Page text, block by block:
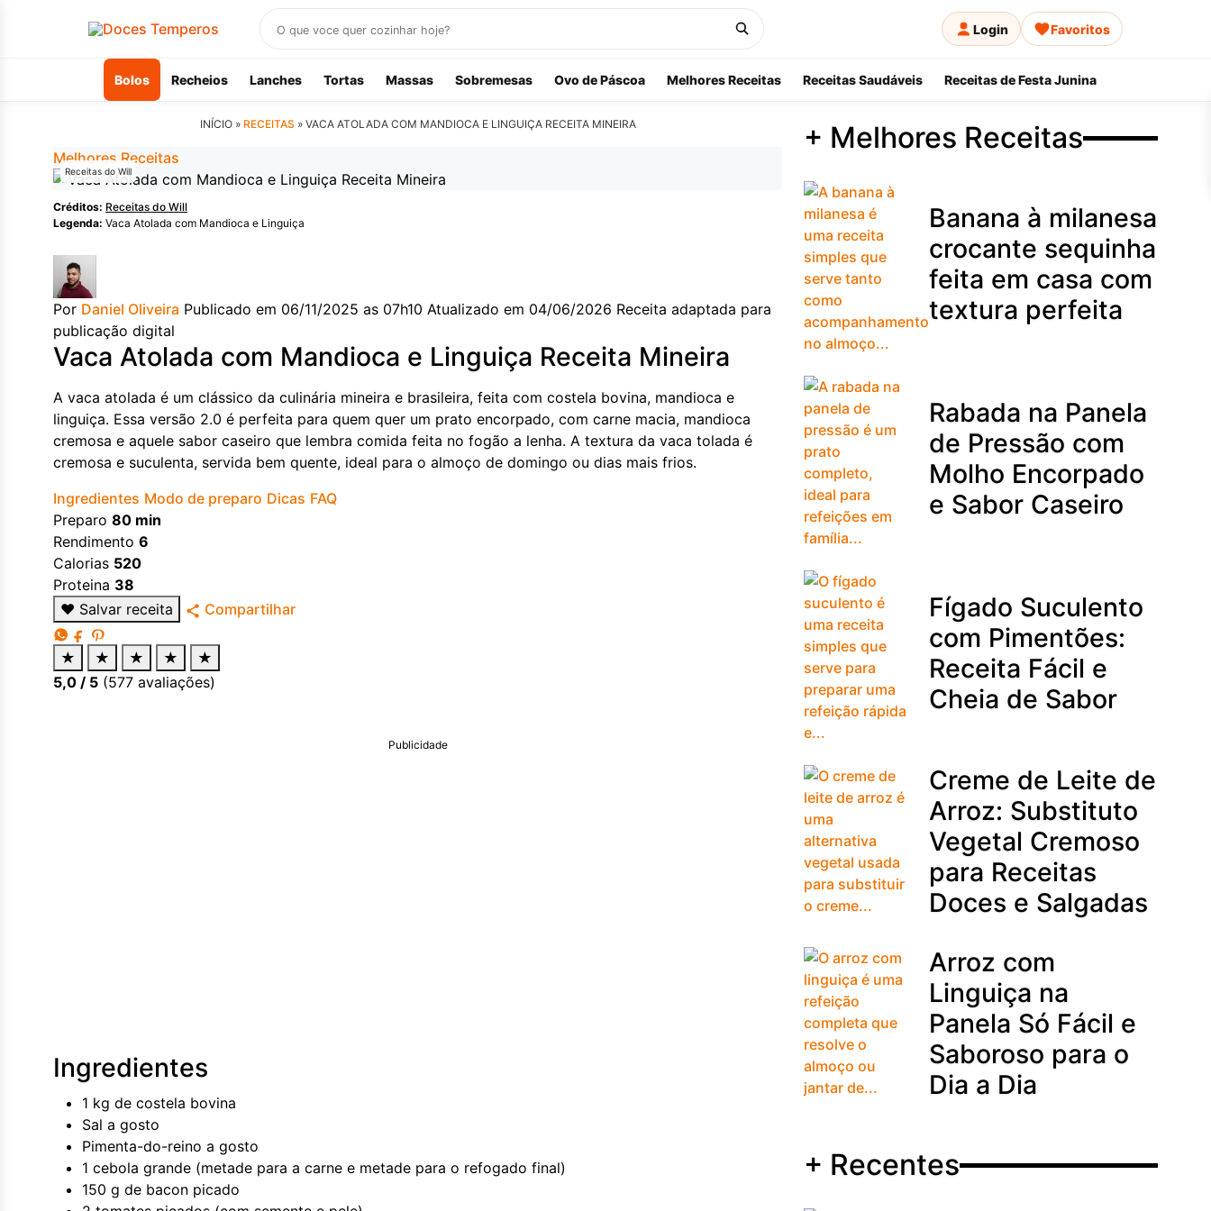
receitas
Login Favoritos
Bolos Recheios Lanches Tortas Massas Sobremesas Ovo de Páscoa Melhores Receitas Receitas Saudáveis Receitas de Festa Junina
INÍCIO » RECEITAS » VACA ATOLADA COM MANDIOCA E LINGUIÇA RECEITA MINEIRA
Melhores Receitas
Receitas do Will
Créditos: Receitas do Will
Legenda: Vaca Atolada com Mandioca e Linguiça
Por Daniel Oliveira Publicado em 06/11/2025 as 07h10 Atualizado em 04/06/2026 Receita adaptada para
publicação digital
Vaca Atolada com Mandioca e Linguiça Receita Mineira
A vaca atolada é um clássico da culinária mineira e brasileira, feita com costela bovina, mandioca e
linguiça. Essa versão 2.0 é perfeita para quem quer um prato encorpado, com carne macia, mandioca
cremosa e aquele sabor caseiro que lembra comida feita no fogão a lenha. A textura da vaca tolada é
cremosa e suculenta, servida bem quente, ideal para o almoço de domingo ou dias mais frios.
Ingredientes Modo de preparo Dicas FAQ
Preparo 80 min
Rendimento 6
Calorias 520
Proteina 38
♥ Salvar receita Compartilhar
★ ★ ★ ★
★
5,0 / 5 (577 avaliações)
Publicidade
Ingredientes
1 kg de costela bovina
Sal a gosto
Pimenta-do-reino a gosto
1 cebola grande (metade para a carne e metade para o refogado final)
150 g de bacon picado
+ Melhores Receitas
Banana à milanesa
crocante sequinha
feita em casa com
textura perfeita
Rabada na Panela
de Pressão com
Molho Encorpado
e Sabor Caseiro
Fígado Suculento
com Pimentões:
Receita Fácil e
Cheia de Sabor
Creme de Leite de
Arroz: Substituto
Vegetal Cremoso
para Receitas
Doces e Salgadas
Arroz com
Linguiça na
Panela Só Fácil e
Saboroso para o
Dia a Dia
+ Recentes